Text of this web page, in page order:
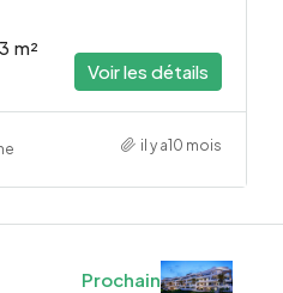
m²
Voir les détails
il y a10 mois
Prochain